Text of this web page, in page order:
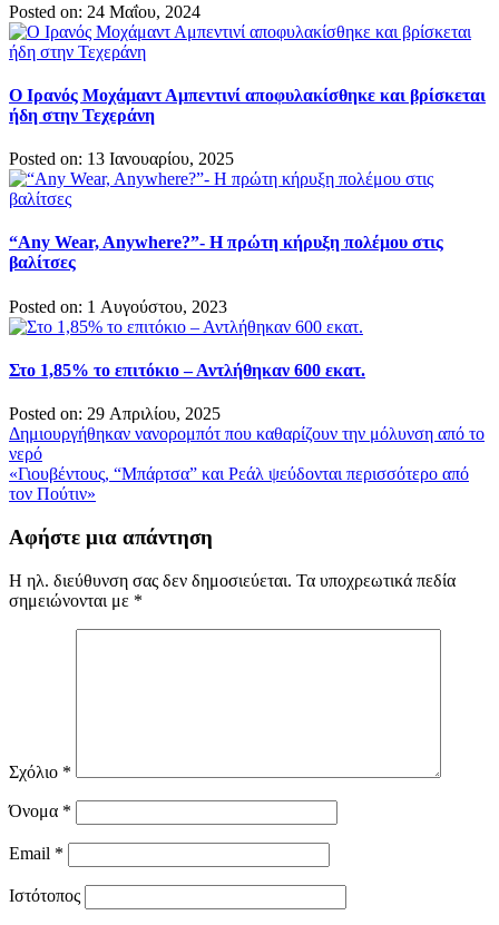
Posted on: 24 Μαΐου, 2024
Ο Ιρανός Μοχάμαντ Αμπεντινί αποφυλακίσθηκε και βρίσκεται
ήδη στην Τεχεράνη
Posted on: 13 Ιανουαρίου, 2025
“Any Wear, Anywhere?”- Η πρώτη κήρυξη πολέμου στις
βαλίτσες
Posted on: 1 Αυγούστου, 2023
Στο 1,85% το επιτόκιο – Αντλήθηκαν 600 εκατ.
Posted on: 29 Απριλίου, 2025
Πλοήγηση
άρθρων
Δημιουργήθηκαν νανορομπότ που καθαρίζουν την μόλυνση από το
νερό
«Γιουβέντους, “Μπάρτσα” και Ρεάλ ψεύδονται περισσότερο από
τον Πούτιν»
Αφήστε μια απάντηση
Η ηλ. διεύθυνση σας δεν δημοσιεύεται. Τα υποχρεωτικά πεδία
σημειώνονται με *
Σχόλιο *
Όνομα *
Email *
Ιστότοπος